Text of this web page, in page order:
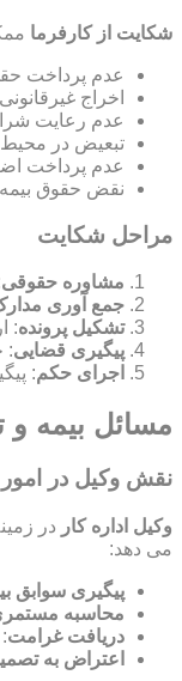
شکایت از کارفرما
عدم پرداخت
اخراج غیرقانونی
عدم رعایت
تبعیض در محیط
عدم پرداخت
نقض حقوق
مراحل شکایت
مشاوره حقوقی
جمع آوری
تشکیل پرونده:
پیگیری قضایی:
اجرای حکم:
مسائل بیمه و
نقش وکیل در امور
وکیل اداره کار در
می دهد:
پیگیری سوابق
محاسبه
دریافت غرامت
اعتراض به